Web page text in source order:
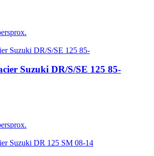
Suzuki DR/S/SE 125 85-